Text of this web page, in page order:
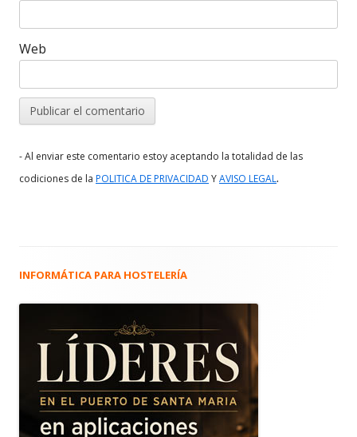
Web
- Al enviar este comentario estoy aceptando la totalidad de las
codiciones de la POLITICA DE PRIVACIDAD YAVISO LEGAL.
Barra
principal
INFORMÁTICA PARA HOSTELERÍA